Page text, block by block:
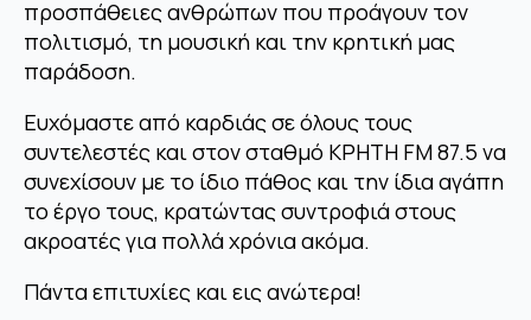
προσπάθειες ανθρώπων που προάγουν τον
πολιτισμό, τη μουσική και την κρητική μας
παράδοση.
Ευχόμαστε από καρδιάς σε όλους τους
συντελεστές και στον σταθμό ΚΡΗΤΗ FM 87.5 να
συνεχίσουν με το ίδιο πάθος και την ίδια αγάπη
το έργο τους, κρατώντας συντροφιά στους
ακροατές για πολλά χρόνια ακόμα.
Πάντα επιτυχίες και εις ανώτερα!